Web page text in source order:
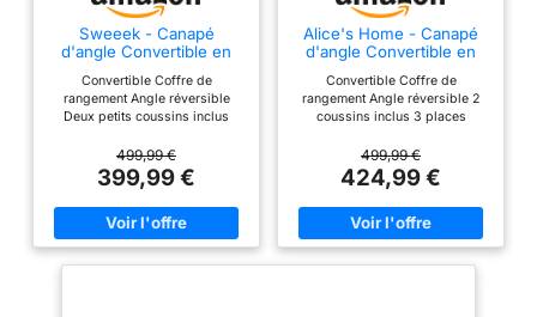
Sweeek - Canapé
d'angle Convertible en
Places. Fauteuil d'angle
réversible Coffre
Rangement lit modulable
Convertible Coffre de
rangement Angle réversible
Deux petits coussins inclus
499,99 €
399,99 €
Alice's Home - Canapé
d'angle Convertible en
IDA - 3 Places. Fauteuil
d'angle réversible Coffre
Rangement lit modulable.
Convertible Coffre de
rangement Angle réversible 2
coussins inclus 3 places
499,99 €
424,99 €